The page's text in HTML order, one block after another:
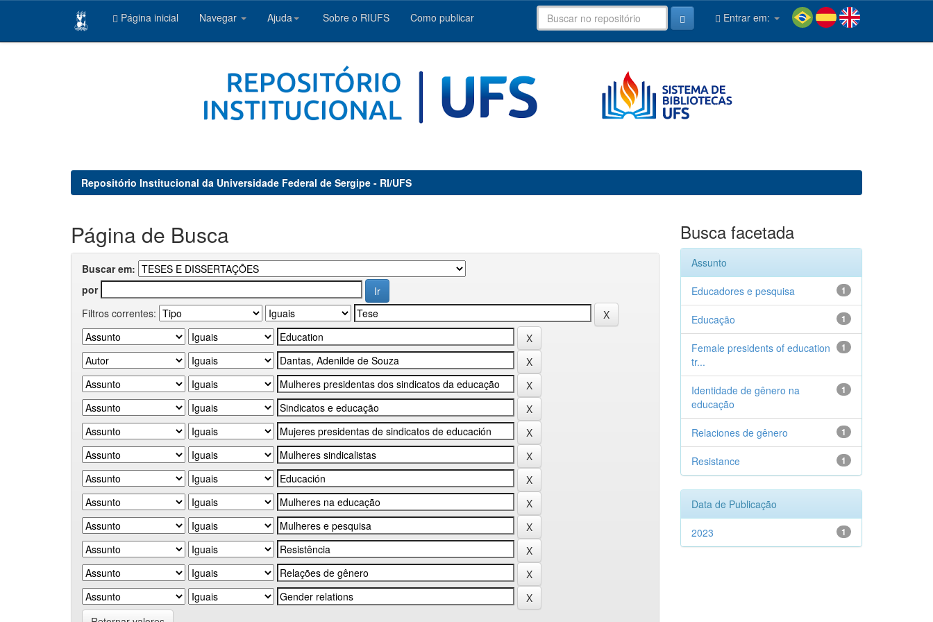
Página inicial Navegar Ajuda Sobre o RIUFS Como publicar Entrar em:
Repositório Institucional da Universidade Federal de Sergipe - RI/UFS
Página de Busca
Buscar em:
por
Filtros correntes:
Busca facetada
Assunto
1
Educadores e pesquisa
1
Educação
1
Female presidents of education
tr...
1
Identidade de gênero na
educação
1
Relaciones de gênero
1
Resistance
Data de Publicação
1
2023